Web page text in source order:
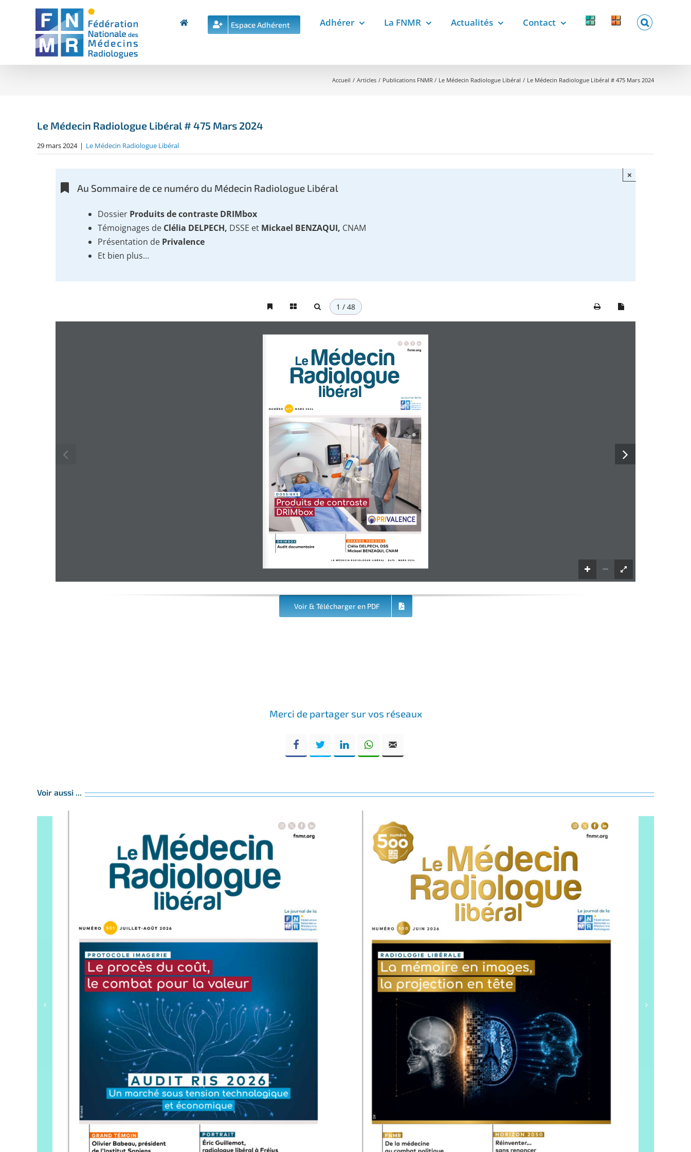
Espace Adhérent Adhérer La FNMR Actualités Contact ForcomedLabelix
Accueil Articles Publications FNMR Le Médecin Radiologue Libéral Le Médecin Radiologue Libéral # 475 Mars 2024
Le Médecin Radiologue Libéral # 475 Mars 2024
29 mars 2024 | Le Médecin Radiologue Libéral
Au Sommaire de ce numéro du Médecin Radiologue Libéral
Dossier Produits de contraste DRIMbox
Témoignages de Clélia DELPECH, DSSE et Mickael BENZAQUI, CNAM
Présentation de Privalence
Et bien plus…
×
L E   M É D E C I N   R A D I O L O G U E   L I B É R A L   |   # 4 7 5   |   M A R S   2 0 2 4
fnmr.org
N U M É R O 4 7 5
  M A R S   2 0 2 4
Le journal de la
D R I M B O X
Audit documentaire
G R A N D S   T É M O I N S
Clélia DELPECH, DSS
Mickael BENZAQUI, CNAM
Produits de contraste
DRIMbox
D O S S I E R S
1 / 48
Voir & Télécharger en PDF
Merci de partager sur vos réseaux
Facebook Twitter LinkedIn WhatsApp
Voir aussi ...